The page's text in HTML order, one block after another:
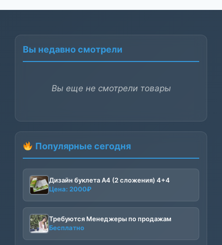
ДАННОГО
Вы недавно смотрели
Вы еще не смотрели товары
Популярные сегодня
Дизайн буклета А4 (2 сложения) 4+4
Цена: 2000₽
Требуются Менеджеры по продажам
Бесплатно